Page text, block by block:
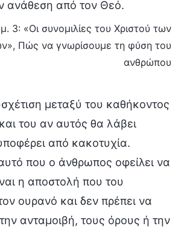
ανάθεση από τον Θεό.
3: «Οι συνομιλίες του Χριστού των
Πώς να γνωρίσουμε τη φύση του
ανθρώπου
μεταξύ του καθήκοντος
του αν αυτός θα λάβει
από κακοτυχία.
που ο άνθρωπος οφείλει να
η αποστολή που του
ουρανό και δεν πρέπει να
ανταμοιβή, τους όρους ή την